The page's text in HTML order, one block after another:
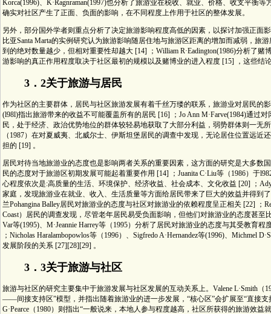
Korca(1996)、K·Ragnraman(1997)也分析了旅游业在税收、就业、价格、收支平衡
确实对社区产生了正面、负面的影响，在不同程度上作用于社区的整体发展。
另外，部分国外学者则重点分析了决定旅游影响程度高低的因素，以探讨加强正面
比亚Santa Marta的实例研究认为旅游影响随居住地与旅游区距离的增加而减弱，旅
到的绝对数量越少，但相对重要性却越大 [14] ；William R·Eadington(1986)分析了
游影响的真正作用程度取决于社区最初的规模以及赌博业的进入程度 [15] ，这些结
3．2关于旅游与居民
作为社区的主要群体，居民与社区旅游发展有着千丝万缕的联系，旅游业对居民的
(l98l)指出旅游带来的收益不可能覆盖所有的居民 [16] ；Jo Ann M·Farve(1984)通过
民，处于经济、政治优势地位的群体较轻易地获取了大部分利益，弱势群体则一无
（1987）在对夏威夷、北威尔士、伊斯坦堡居民的调查中发现，无论居住位置远
担的 [19] 。
居民对待当地旅游业的态度也是影响两者关系的重要因素，这方面的研究是大多数
民的态度对于旅游区初期发展可能起着重要作用 [14] ；Juanita C·Liu等（1986）于
心程度依次是:高质量的生活、环境保护、经济收益、社会成本、文化收益 [20] ；
家庭，发现旅游业在就业、收入、生活质量等方面给居民带来了巨大的效益并得到
兰Pohangina Balley居民对旅游业的态度与社区对旅游业的依赖程度呈正相关 [22] ；
Coast）居民的调查发现，尽管老年居民易受负面影响，但他们对旅游业的态度甚至
Var等(1995)、M·Jeannie Harrey等（1995）分析了居民对旅游业的态度与其受教育
；Nicholas Haralambopowlos等（1996）、Sigfredo A·Hernandez等(1996)、Michmel
发展阶段的关系 [27][28][29] 。
3．3关于旅游与社区
旅游与社区的研究主要集中于旅游发展与社区发展的互动关系上。Valene L·Smith
——间接支持区”模型，并指出随着旅游业的进一步发展，“核心区”会扩展至“直接支
G·Pearce（1980）则指出“一般说来，本地人参与程度越高，社区所获得的旅游效益